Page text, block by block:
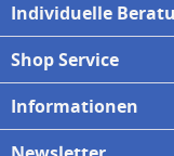
Individuelle
Shop Service
Informationen